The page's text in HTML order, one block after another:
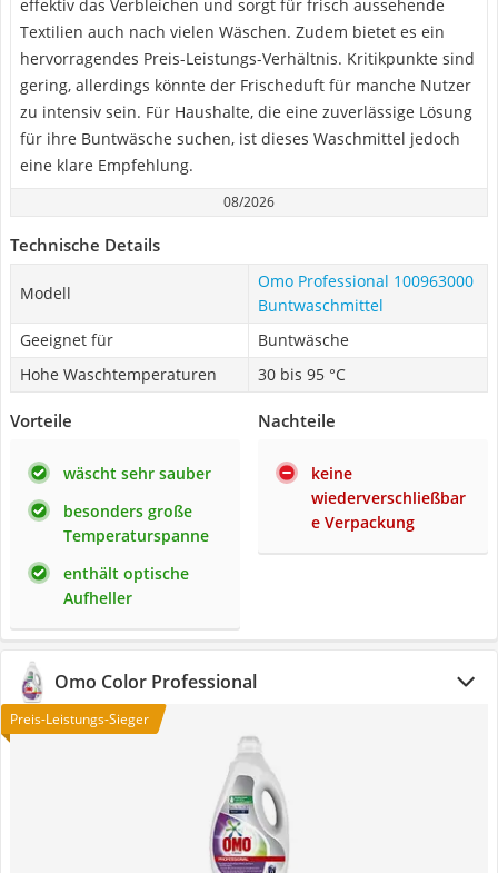
effektiv das Verbleichen und sorgt für frisch aussehende
Textilien auch nach vielen Wäschen. Zudem bietet es ein
hervorragendes Preis-Leistungs-Verhältnis. Kritikpunkte sind
gering, allerdings könnte der Frischeduft für manche Nutzer
zu intensiv sein. Für Haushalte, die eine zuverlässige Lösung
für ihre Buntwäsche suchen, ist dieses Waschmittel jedoch
eine klare Empfehlung.
08/2026
Technische Details
Modell
Omo Professional 100963000
Buntwaschmittel
Geeignet für
Buntwäsche
Hohe Waschtemperaturen
30 bis 95 °C
Vorteile
wäscht sehr sauber
besonders große
Temperaturspanne
enthält optische
Aufheller
Nachteile
keine
wiederverschließbar
e Verpackung
Omo Color Professional
Preis-Leistungs-Sieger